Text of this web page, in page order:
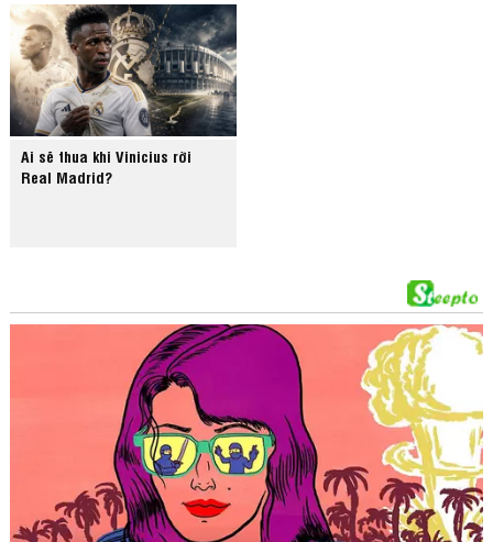
Ai sẽ thua khi Vinicius rời
Real Madrid?